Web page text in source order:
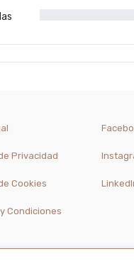
Privacidad
Cookies
Condiciones